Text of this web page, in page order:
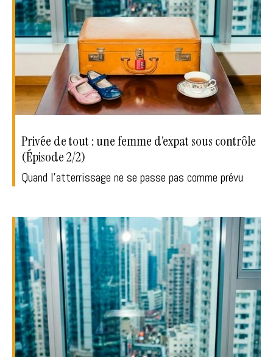
Privée de tout : une femme d’expat sous contrôle
(Épisode 2/2)
Quand l'atterrissage ne se passe pas comme prévu